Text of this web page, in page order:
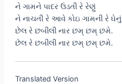
ને ગામને પાદર ઉડતી રે રેણું
ને નાચતી રે આવે કોઇ ગામની રે ઘેનું
છેલ રે છબીલી નાર છમ્ છમ્ છમે.
છેલ રે છબીલી નાર છમ્ છમ્ છમે.
Translated Version